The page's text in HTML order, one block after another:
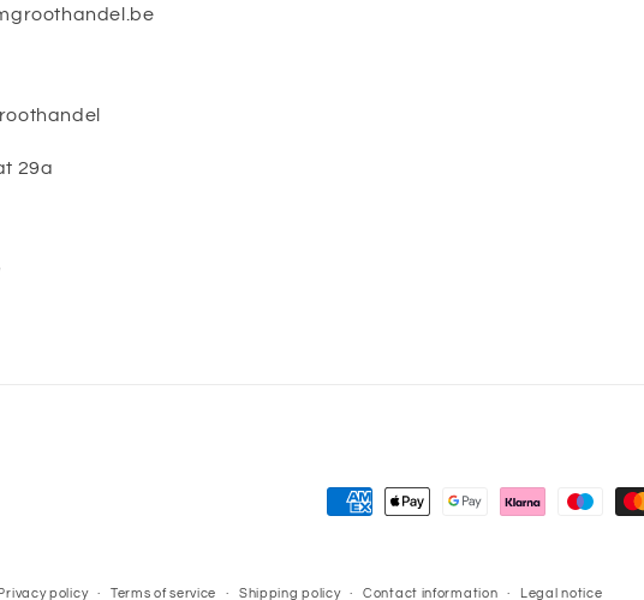
29a
Payment
policy Terms of service Shipping policy Contact information Legal notice